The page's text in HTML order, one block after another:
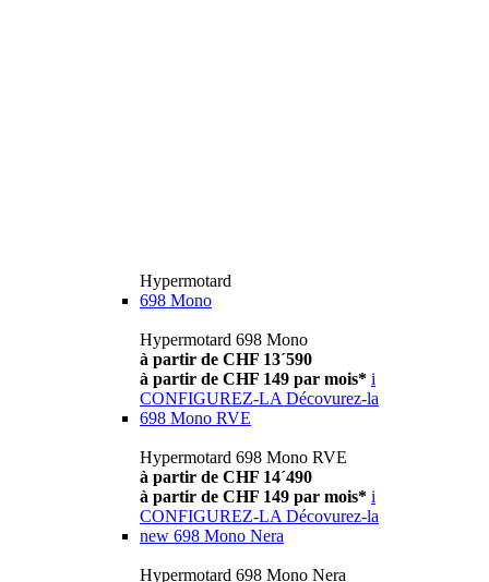
Hypermotard
698 Mono
Hypermotard 698 Mono
à partir de CHF 13´590
à partir de CHF 149 par mois* i
CONFIGUREZ-LA Décovurez-la
698 Mono RVE
Hypermotard 698 Mono RVE
à partir de CHF 14´490
à partir de CHF 149 par mois* i
CONFIGUREZ-LA Décovurez-la
new 698 Mono Nera
Hypermotard 698 Mono Nera